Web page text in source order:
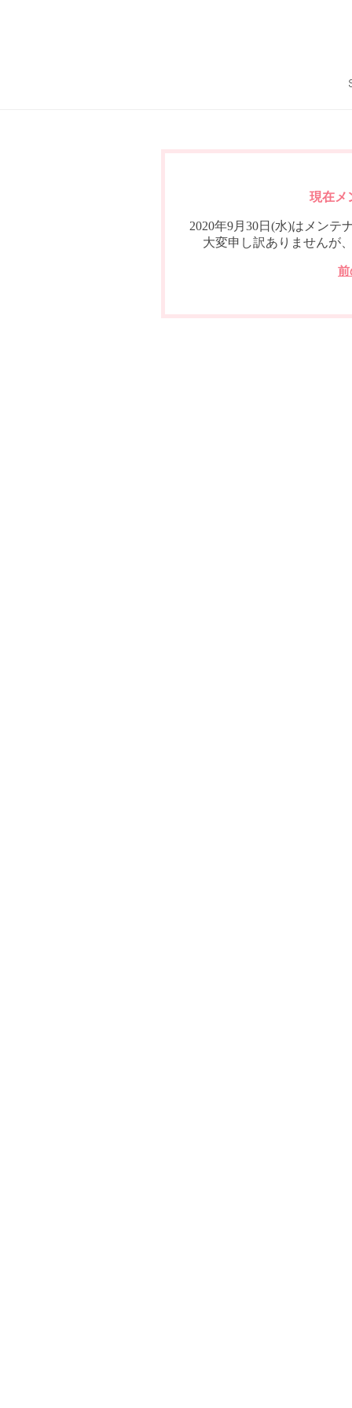
現在メ
2020年9月30日(水)はメンテ
大変申し訳ありませんが
前